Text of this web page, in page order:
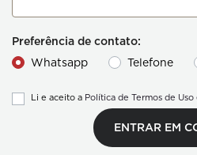
Preferência de contato:
Whatsapp
Telefone
Li e aceito a Política de Termos de
ENTRAR EM